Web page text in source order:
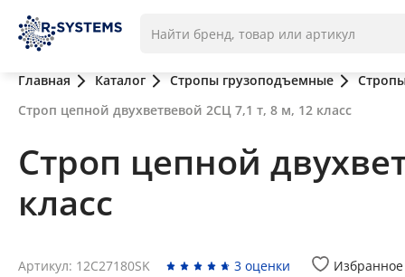
Главная Каталог Стропы грузоподъемные
Строп цепной двухветвевой 2СЦ 7,1 т, 8 м, 12 класс
Строп цепной
класс
Артикул: 12C27180SK 3 оценки Избранное